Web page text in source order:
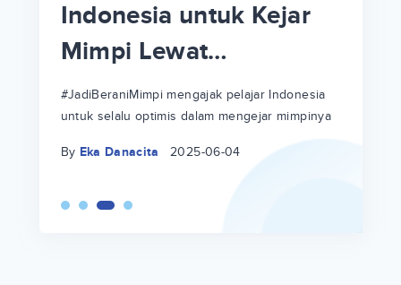
Indonesia untuk Kejar
Mimpi Lewat
#JadiBeraniMimpi
#JadiBeraniMimpi mengajak pelajar Indonesia
untuk selalu optimis dalam mengejar mimpinya
By Eka Danacita 2025-06-04